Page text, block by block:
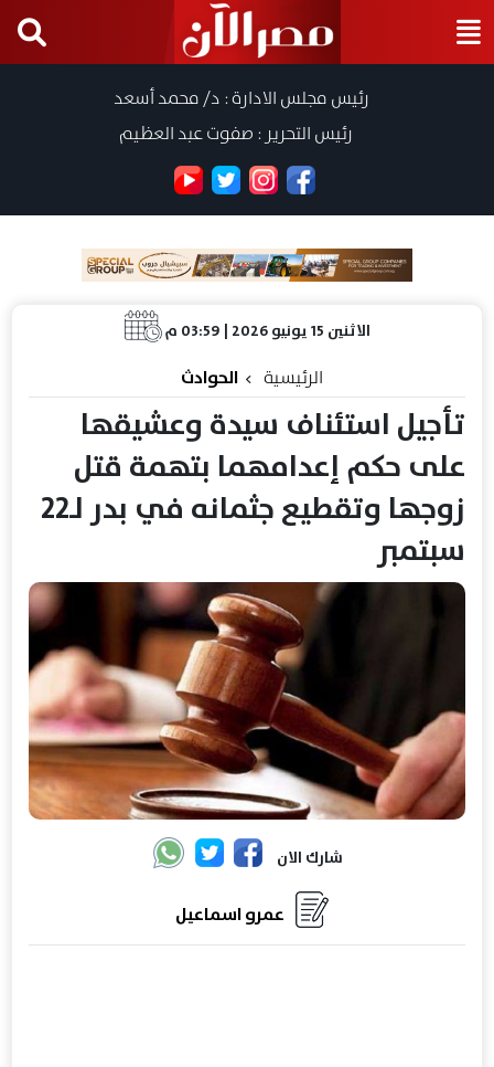
رئيس مجلس الادارة : د/ محمد أسعد
رئيس التحرير : صفوت عبد العظيم
الاثنين 15 يونيو 2026 | 03:59 م
الرئيسية الحوادث
تأجيل استئناف سيدة وعشيقها
على حكم إعدامهما بتهمة قتل
زوجها وتقطيع جثمانه في بدر لـ22
سبتمبر
شارك الان
عمرو اسماعيل